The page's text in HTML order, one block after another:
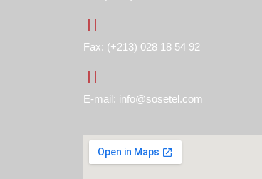
Fax: (+213) 028 18 54 92
E-mail: info@sosetel.com